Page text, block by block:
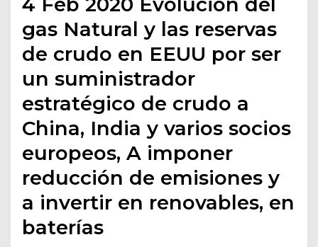
gas Natural y las reservas
de crudo en EEUU por ser
un suministrador
estratégico de crudo a
China, India y varios socios
europeos, A imponer
reducción de emisiones y
a invertir en renovables, en
baterías